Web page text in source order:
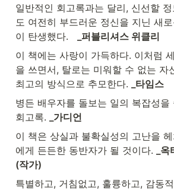
일반적인 회고록과는 달리, 신선할
도 여전히 부드러운 정신을 지닌 새
이 탄생했다.
_퍼블리셔스 위클리
이 책에는 사랑이 가득하다. 이처럼
을 쓰면서, 탈로는 미워할 수 없는 자
최고의 방식으로 추모한다.
_타임스
병든 배우자를 돌보는 일의 복잡성을
회고록.
_가디언
이 책은 상실과 불확실성의 고난을
에게 든든한 동반자가 될 것이다.
_
(작가)
특별하고, 거침없고, 훌륭하고, 감동